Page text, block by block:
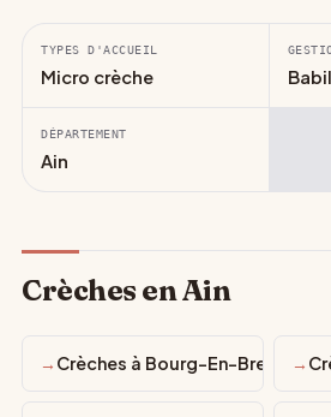
TYPES D'ACCUEIL
Micro crèche
DÉPARTEMENT
Ain
Crèches en Ain
Crèches à Bourg-En-Bresse